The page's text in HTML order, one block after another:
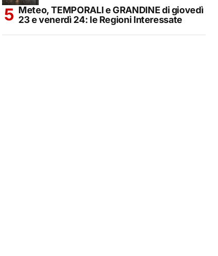
Meteo, TEMPORALI e GRANDINE di giovedì
23 e venerdì 24: le Regioni Interessate